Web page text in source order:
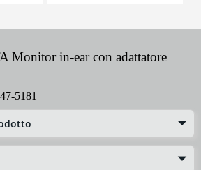
Monitor in-ear con adattatore
5181